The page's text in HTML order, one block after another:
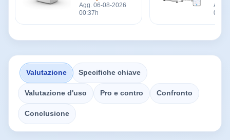
Prezzo
Agg. 06-08-2026
00:37h
Agg.
Valutazione Specifiche chiave
Valutazione d'uso Pro e contro Confronto
Conclusione